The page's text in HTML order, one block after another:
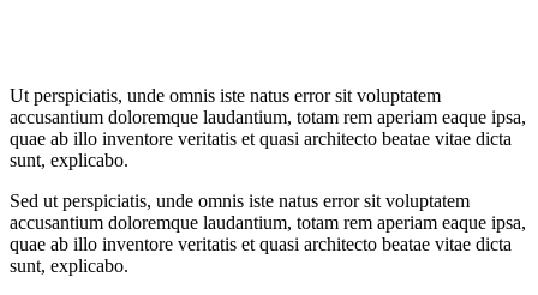
Ut perspiciatis, unde omnis iste natus error sit voluptatem
accusantium doloremque laudantium, totam rem aperiam eaque ipsa,
quae ab illo inventore veritatis et quasi architecto beatae vitae dicta
sunt, explicabo.
Sed ut perspiciatis, unde omnis iste natus error sit voluptatem
accusantium doloremque laudantium, totam rem aperiam eaque ipsa,
quae ab illo inventore veritatis et quasi architecto beatae vitae dicta
sunt, explicabo.